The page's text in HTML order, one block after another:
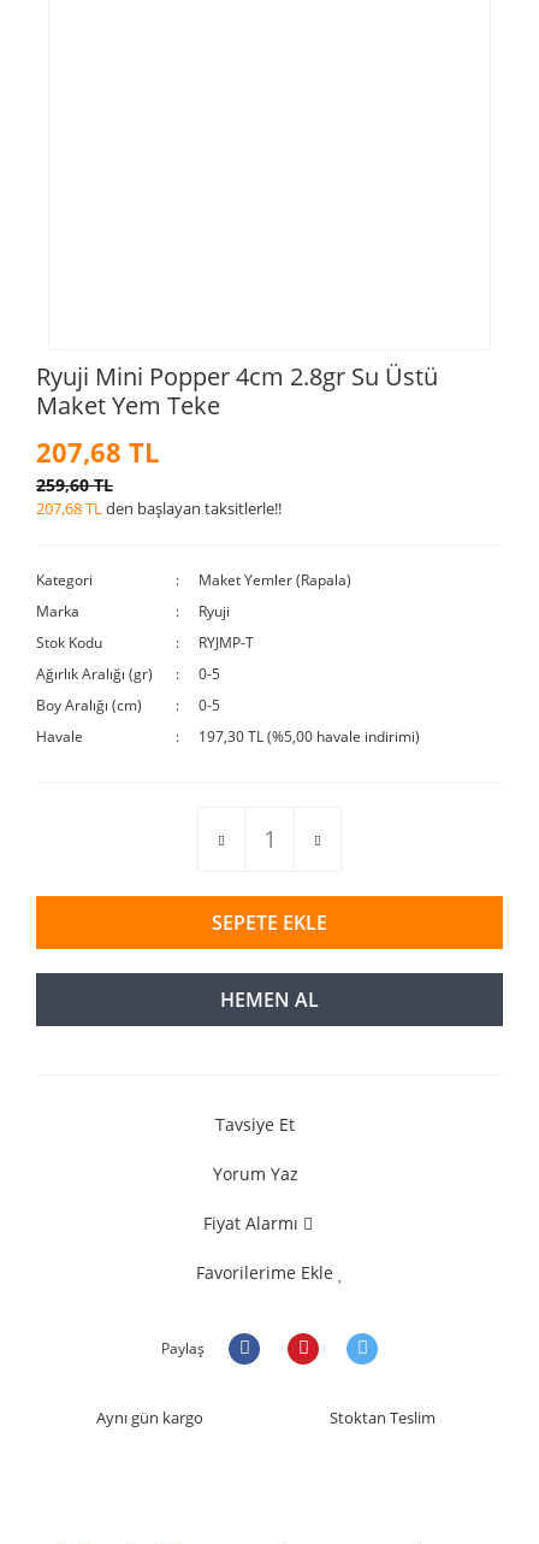
Ryuji Mini Popper 4cm 2.8gr Su Üstü
Maket Yem Teke
207,68 TL
259,60 TL
207,68 TLden başlayan taksitlerle!!
Kategori
Maket Yemler (Rapala)
Marka
Ryuji
Stok Kodu
RYJMP-T
Ağırlık Aralığı (gr)
0-5
Boy Aralığı (cm)
0-5
Havale
197,30 TL (%5,00 havale indirimi)
SEPETE EKLE
HEMEN AL
Tavsiye Et
Yorum Yaz
Fiyat Alarmı
Favorilerime Ekle
Paylaş
Aynı gün kargo Stoktan Teslim